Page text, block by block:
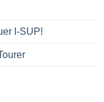
I-SUP!